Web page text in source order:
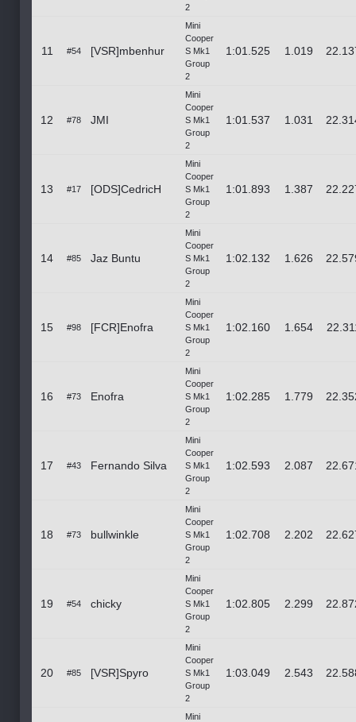
2
11 #54 [VSR]mbenhur
Mini
Cooper
S Mk1
Group
2
1:01.525 1.019
12 #78 JMI
Mini
Cooper
S Mk1
Group
2
1:01.537 1.031
13 #17 [ODS]CedricH
Mini
Cooper
S Mk1
Group
2
1:01.893 1.387
14 #85 Jaz Buntu
Mini
Cooper
S Mk1
Group
2
1:02.132 1.626
15 #98 [FCR]Enofra
Mini
Cooper
S Mk1
Group
2
1:02.160 1.654
16 #73 Enofra
Mini
Cooper
S Mk1
Group
2
1:02.285 1.779
17 #43 Fernando Silva
Mini
Cooper
S Mk1
Group
2
1:02.593 2.087
18 #73 bullwinkle
Mini
Cooper
S Mk1
Group
2
1:02.708 2.202
19 #54 chicky
Mini
Cooper
S Mk1
Group
2
1:02.805 2.299
20 #85 [VSR]Spyro
Mini
Cooper
S Mk1
Group
2
1:03.049 2.543
Mini